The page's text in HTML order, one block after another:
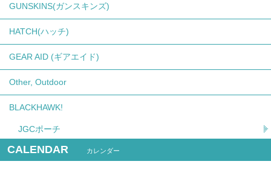
GUNSKINS(ガンスキンズ)
HATCH(ハッチ)
GEAR AID (ギアエイド)
Other, Outdoor
BLACKHAWK!
JGCポーチ
CALENDAR カレンダー